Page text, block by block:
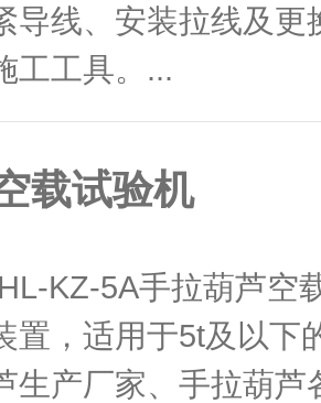
导线、安装拉线及
工工具。...
载试验机
KZ-5A手拉葫芦空
置，适用于5t及以下
生产厂家、手拉葫